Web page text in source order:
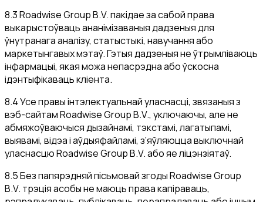
8.3 Roadwise Group B.V. пакідае за сабой права
выкарыстоўваць ананімізаваныя дадзеныя для
ўнутранага аналізу, статыстыкі, навучання або
маркетынгавых мэтаў. Гэтыя дадзеныя не ўтрымліваюць
інфармацыі, якая можа непасрэдна або ўскосна
ідэнтыфікаваць кліента.
8.4 Усе правы інтэлектуальнай уласнасці, звязаныя з
вэб-сайтам Roadwise Group B.V., уключаючы, але не
абмяжоўваючыся дызайнамі, тэкстамі, лагатыпамі,
выявамі, відэа і аўдыяфайламі, з’яўляюцца выключнай
уласнасцю Roadwise Group B.V. або яе ліцэнзіятаў.
8.5 Без папярэдняй пісьмовай згоды Roadwise Group
B.V. трэція асобы не маюць права капіраваць,